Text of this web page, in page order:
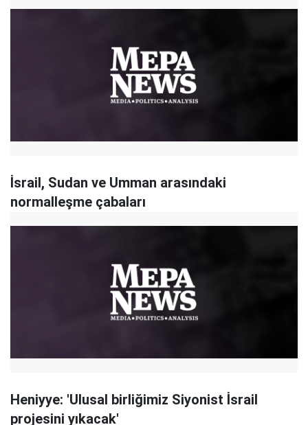
İsrail, Sudan ve Umman arasındaki
normalleşme çabaları
Heniyye: 'Ulusal birliğimiz Siyonist İsrail
projesini yıkacak'